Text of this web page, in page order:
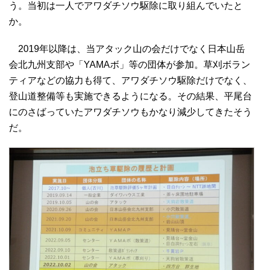
う。当初は一人でアワダチソウ駆除に取り組んでいたと
か。
2019年以降は、当アタック山の会だけでなく日本山岳
会北九州支部や「YAMAボ」等の団体が参加。草刈ボラン
ティアなどの協力も得て、アワダチソウ駆除だけでなく、
登山道整備等も実施できるようになる。その結果、平尾台
にのさばっていたアワダチソウもかなり減少してきたそう
だ。